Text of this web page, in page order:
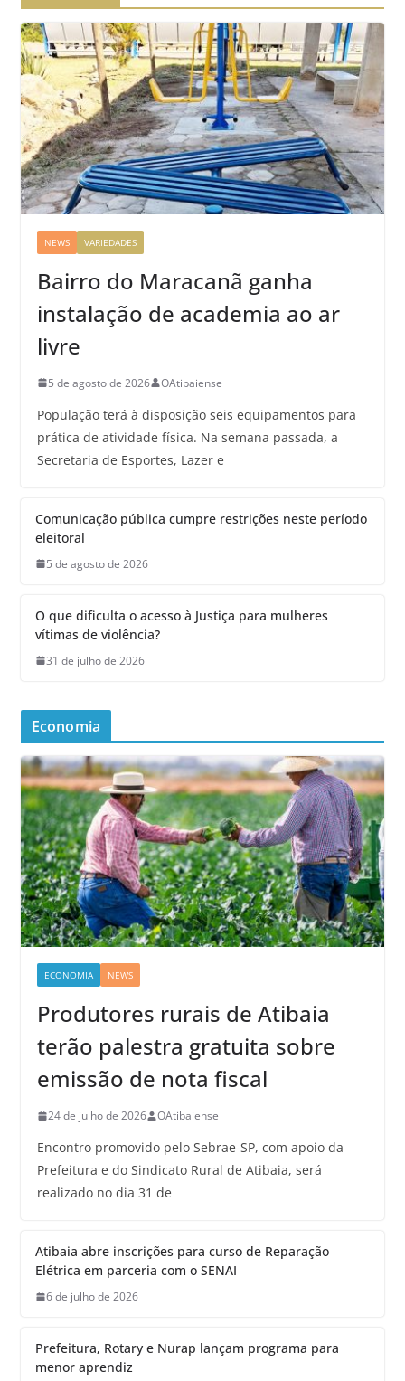
NEWS VARIEDADES
Bairro do Maracanã ganha
instalação de academia ao ar
livre
5 de agosto de 2026 OAtibaiense
População terá à disposição seis equipamentos para
prática de atividade física. Na semana passada, a
Secretaria de Esportes, Lazer e
Comunicação pública cumpre restrições neste período
eleitoral
5 de agosto de 2026
O que dificulta o acesso à Justiça para mulheres
vítimas de violência?
31 de julho de 2026
Economia
ECONOMIA NEWS
Produtores rurais de Atibaia
terão palestra gratuita sobre
emissão de nota fiscal
24 de julho de 2026 OAtibaiense
Encontro promovido pelo Sebrae-SP, com apoio da
Prefeitura e do Sindicato Rural de Atibaia, será
realizado no dia 31 de
Atibaia abre inscrições para curso de Reparação
Elétrica em parceria com o SENAI
6 de julho de 2026
Prefeitura, Rotary e Nurap lançam programa para
menor aprendiz